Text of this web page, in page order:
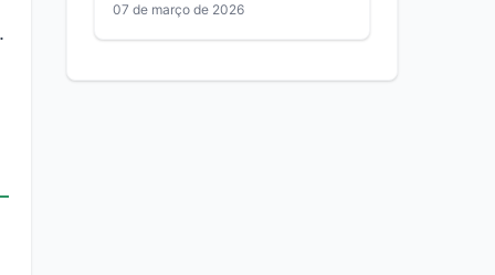
07 de março de 2026